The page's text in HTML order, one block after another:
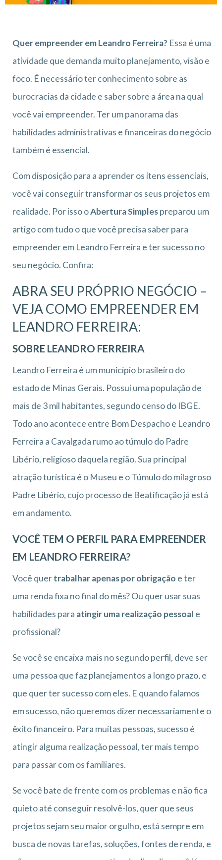
Quer empreender em Leandro Ferreira? Essa é uma
atividade que demanda muito planejamento, visão e
foco. É necessário ter conhecimento sobre as
burocracias da cidade e saber sobre a área na qual
você vai empreender. Ter um panorama das
habilidades administrativas e financeiras do negócio
também é essencial.
Com disposição para a aprender os itens essenciais,
você vai conseguir transformar os seus projetos em
realidade. Por isso oAbertura Simplespreparou um
artigo com tudo o que você precisa saber para
empreender em Leandro Ferreira e ter sucesso no
seu negócio. Confira:
ABRA SEU PRÓPRIO NEGÓCIO –
VEJA COMO EMPREENDER EM
LEANDRO FERREIRA:
SOBRE LEANDRO FERREIRA
Leandro Ferreira é um município brasileiro do
estado de Minas Gerais. Possui uma população de
mais de 3 mil habitantes, segundo censo do IBGE.
Todo ano acontece entre Bom Despacho e Leandro
Ferreira a Cavalgada rumo ao túmulo do Padre
Libério, religioso daquela região. Sua principal
atração turística é o Museu e o Túmulo do milagroso
Padre Libério, cujo processo de Beatificação já está
em andamento.
VOCÊ TEM O PERFIL PARA EMPREENDER
EM LEANDRO FERREIRA?
Você quertrabalhar apenas por obrigação e ter
uma renda fixa no final do mês? Ou quer usar suas
habilidades para atingir uma realização pessoal e
profissional?
Se você se encaixa mais no segundo perfil, deve ser
uma pessoa que faz planejamentos a longo prazo, e
que quer ter sucesso com eles. E quando falamos
em sucesso, não queremos dizer necessariamente o
êxito financeiro. Para muitas pessoas, sucesso é
atingir alguma realização pessoal, ter mais tempo
para passar com os familiares.
Se você bate de frente com os problemas e não fica
quieto até conseguir resolvê-los, quer que seus
projetos sejam seu maior orgulho, está sempre em
busca de novas tarefas, soluções, fontes de renda, e